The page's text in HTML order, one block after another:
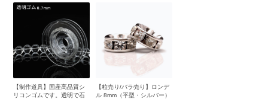
【制作道具】国産高品質シ
リコンゴムです。透明で石
【粒売り/バラ売り】ロンデ
ル 8mm（平型・シルバー）